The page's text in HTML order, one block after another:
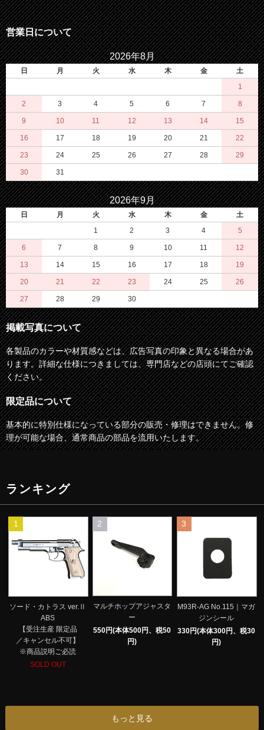
営業日について
2026年8月
日 月 火 水 木 金
土
1
2 3 4 5 6 7 8
9 10 11 12 13 14 15
16 17 18 19 20 21 22
23 24 25 26 27 28 29
30 31
2026年9月
日 月 火 水 木 金
土
1
2 3 4 5
6 7 8 9 10 11 12
13 14 15 16 17 18 19
20 21 22 23 24 25 26
27 28 29 30
掲載写真について
各製品のカラーや材質感などは、広告写真の印象と異なる場合があ
ります。詳細な仕様につきましては、専門店などの店頭にてご確認
ください。
限定品について
基本的に特別仕様になっている部分の販売・修理はできません。修
理が可能な場合、通常商品の部品を流用いたします。
ランキング
1
ソード・カトラス ver.Ⅱ
ABS
【受注生産 限定品
／キャンセル不可】
※商品説明ご必読
SOLD OUT
2
マルチホップアジャスタ
ー
550円(本体500円、税50
円)
3
M93R-AG No.115｜マガ
ジンシール
330円(本体300円、税30
円)
もっと見る